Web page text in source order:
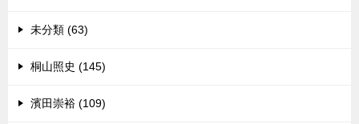
未分類 (63)
桐山照史 (145)
濱田崇裕 (109)